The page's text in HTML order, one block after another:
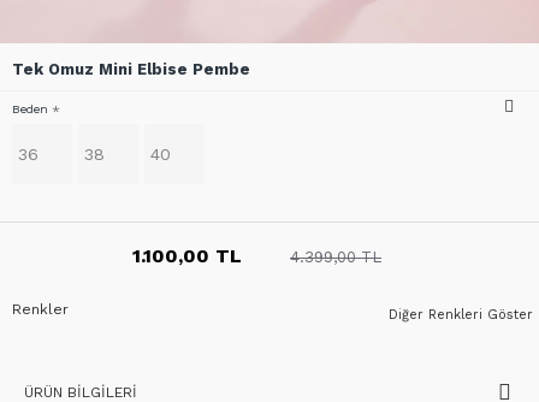
Tek Omuz Mini Elbise Pembe
1.100,00 TL 4.399,00 TL
Beden
36 38 40
Diğer Renkleri Göster
Renkler
ÜRÜN BILGILERI